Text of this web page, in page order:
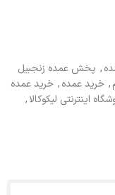
, پخش عمده زنجبیل
, خرید عمده, خرید عمده
اینترنتی لیکوکالا,